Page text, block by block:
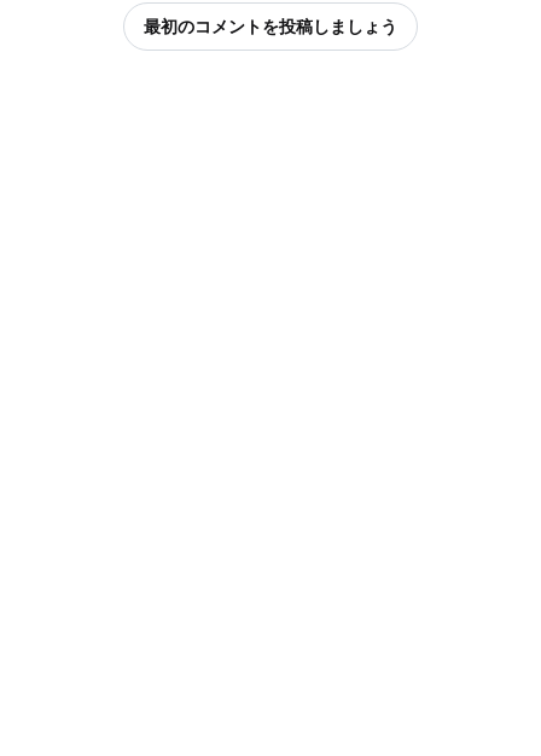
最初のコメントを投稿しましょう